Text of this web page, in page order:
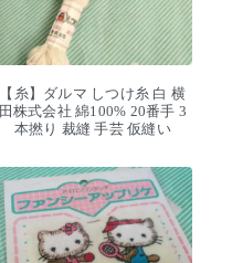
【糸】ダルマ しつけ糸 白 横
田株式会社 綿100% 20番手 3
本撚り 裁縫 手芸 仮縫い